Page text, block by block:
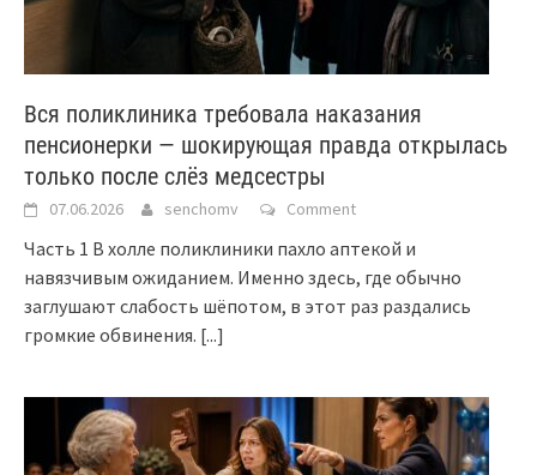
Вся поликлиника требовала наказания
пенсионерки — шокирующая правда открылась
только после слёз медсестры
07.06.2026 senchomv Comment
Часть 1 В холле поликлиники пахло аптекой и
навязчивым ожиданием. Именно здесь, где обычно
заглушают слабость шёпотом, в этот раз раздались
громкие обвинения. [...]